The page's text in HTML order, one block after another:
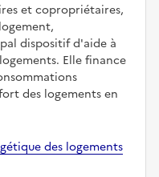
et copropriétaires,
dispositif d'aide à
Elle finance
des logements en
des logements